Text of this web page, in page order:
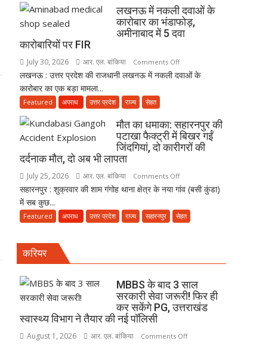
ने
जारी
किया
साल
सरकारी
ही
उत्तराखंड
स्वास्थ्य
की
नई
पॉलिसी
लखनऊ में नकली दवाओं के
कारोबार का भंडाफोड़,
अमीनाबाद में 5 दवा
कारोबारियों पर FIR
July 30, 2026 आर. एल. बांकिया Comments Offon
लखनऊ
के
कारोबार
का
में
दवा
लखनऊ : उत्तर प्रदेश की राजधानी लखनऊ में नकली दवाओं के
कारोबार का एक बड़ा मामला...
Featured अपराध उत्तर प्रदेश राज्य सेहत
मौत का धमाका: सहारनपुर की
पटाखा फैक्ट्री में बिखर गईं
जिंदगियां, दो कारीगरों की
दर्दनाक मौत, दो अब भी लापता
July 25, 2026 आर. एल. बांकिया Comments Offon
मौत
धमाका:
फैक्ट्री
में
बिखर
गईं
दो
सहारनपुर : शुक्रवार की शाम गंगोह थाना क्षेत्र के नया गांव (बसी कुंडा)
में सब कुछ...
Featured अपराध उत्तर प्रदेश राज्य सहारनपुर सेहत
करियर
MBBS के बाद 3 साल
सरकारी सेवा जरूरी! फिर ही
कर सकेंगे PG, उत्तराखंड
स्वास्थ्य विभाग ने तैयार की नई पॉलिसी
August 1, 2026 आर. एल. बांकिया Comments Offon